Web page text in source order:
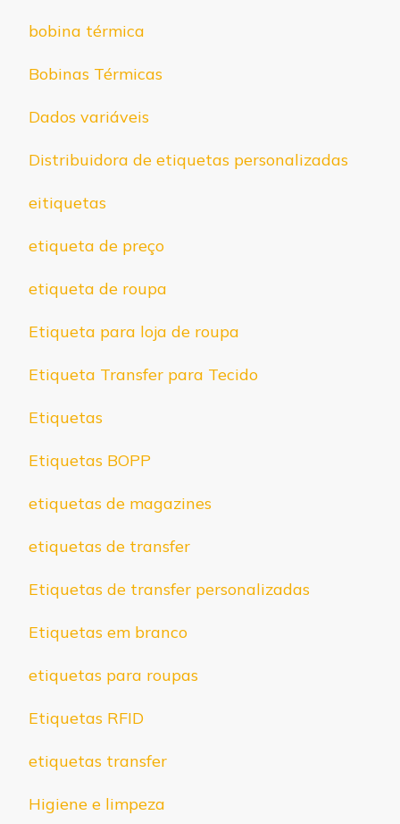
bobina térmica
Bobinas Térmicas
Dados variáveis
Distribuidora de etiquetas personalizadas
eitiquetas
etiqueta de preço
etiqueta de roupa
Etiqueta para loja de roupa
Etiqueta Transfer para Tecido
Etiquetas
Etiquetas BOPP
etiquetas de magazines
etiquetas de transfer
Etiquetas de transfer personalizadas
Etiquetas em branco
etiquetas para roupas
Etiquetas RFID
etiquetas transfer
Higiene e limpeza